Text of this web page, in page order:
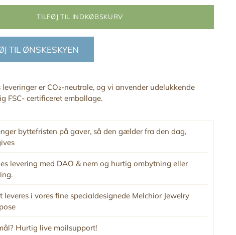
TILFØJ TIL INDKØBSKURV
TIL ØNSKESKYEN
leveringer er CO₂-neutrale, og vi anvender udelukkende
FSC- certificeret emballage.
byttefristen på gaver, så den gælder fra den dag,
levering med DAO & nem og hurtig ombytning eller
leveres i vores fine specialdesignede Melchior Jewelry
Hurtig live mailsupport!